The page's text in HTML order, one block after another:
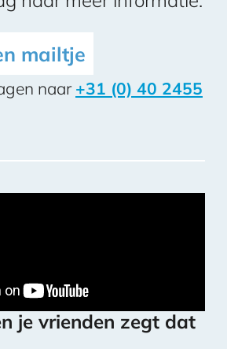
mailtje
naar+31 (0) 40 2455
je vrienden zegt dat